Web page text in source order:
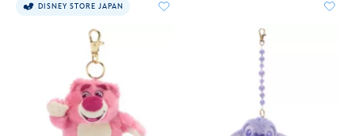
DISNEY STORE JAPAN